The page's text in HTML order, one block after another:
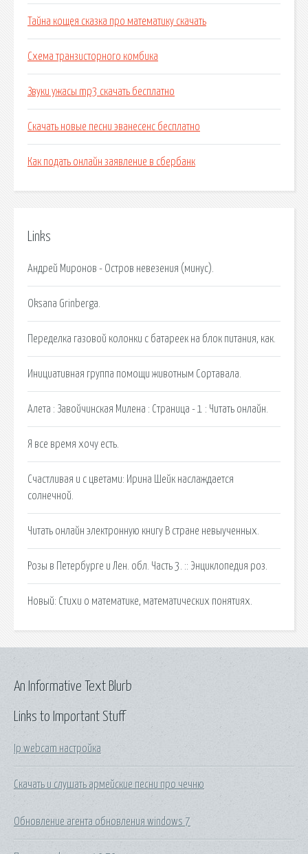
Тайна кощея сказка про математику скачать
Схема транзисторного комбика
Звуки ужасы mp3 скачать бесплатно
Скачать новые песни эванесенс бесплатно
Как подать онлайн заявление в сбербанк
Links
Андрей Миронов - Остров невезения (минус).
Oksana Grinberga.
Переделка газовой колонки с батареек на блок питания, как.
Инициативная группа помощи животным Сортавала.
Алета : Завойчинская Милена : Страница - 1 : Читать онлайн.
Я все время хочу есть.
Счастливая и с цветами: Ирина Шейк наслаждается
солнечной.
Читать онлайн электронную книгу В стране невыученных.
Розы в Петербурге и Лен. обл. Часть 3. :: Энциклопедия роз.
Новый: Стихи о математике, математических понятиях.
Links to Important Stuff
Ip webcam настройка
Скачать и слушать армейские песни про чечню
Обновление агента обновления windows 7
An Informative Text Blurb